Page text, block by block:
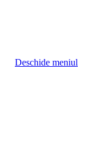
Deschide meniul